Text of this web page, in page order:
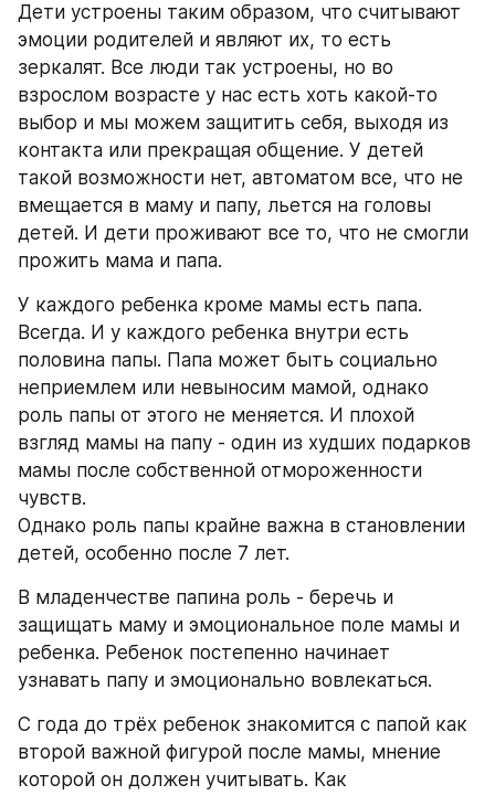
Дети устроены таким образом, что считывают
эмоции родителей и являют их, то есть
зеркалят. Все люди так устроены, но во
взрослом возрасте у нас есть хоть какой-то
выбор и мы можем защитить себя, выходя из
контакта или прекращая общение. У детей
такой возможности нет, автоматом все, что не
вмещается в маму и папу, льется на головы
детей. И дети проживают все то, что не смогли
прожить мама и папа.
У каждого ребенка кроме мамы есть папа.
Всегда. И у каждого ребенка внутри есть
половина папы. Папа может быть социально
неприемлем или невыносим мамой, однако
роль папы от этого не меняется. И плохой
взгляд мамы на папу - один из худших подарков
мамы после собственной отмороженности
чувств.
Однако роль папы крайне важна в становлении
детей, особенно после 7 лет.
В младенчестве папина роль - беречь и
защищать маму и эмоциональное поле мамы и
ребенка. Ребенок постепенно начинает
узнавать папу и эмоционально вовлекаться.
С года до трёх ребенок знакомится с папой как
второй важной фигурой после мамы, мнение
которой он должен учитывать. Как